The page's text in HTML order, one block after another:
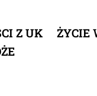
Z UK ŻYCIE